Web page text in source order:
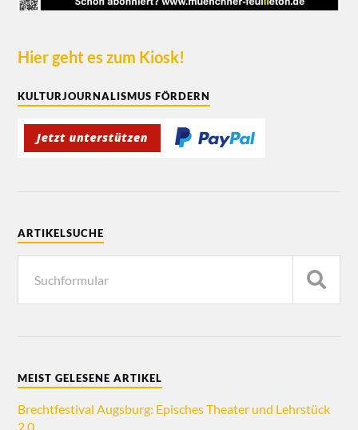
Hier geht es zum Kiosk!
KULTURJOURNALISMUS FÖRDERN
ARTIKELSUCHE
MEIST GELESENE ARTIKEL
Brechtfestival Augsburg: Episches Theater und Lehrstück
2.0